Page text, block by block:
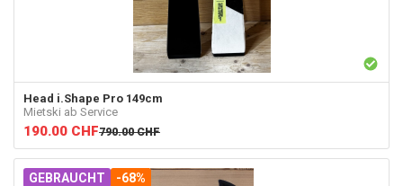
Head i.Shape Pro 149cm
Mietski ab Service
190.00 CHF790.00 CHF
GEBRAUCHT -68%